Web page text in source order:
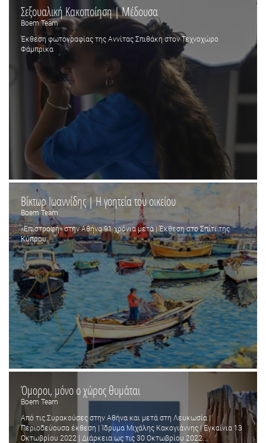
Σεξουαλική Κακοποίηση | Μέδουσα
Boem Team
Έκθεση φωτογραφίας της Αννίτας Σπιθάκη στον Τεχνοχώρο
Φάμπρικα
Βίκτωρ Ιωαννίδης | Η γοητεία του οικείου
Boem Team
«Επιστροφή» στην Αθήνα 91 χρόνια μετά | Έκθεση στο Σπίτι της
Κύπρου
Όμοροι, μόνο ο χώρος θυμάται
Boem Team
Από τις Συρακούσες στην Αθήνα και μετά στη Λευκωσία |
Περιοδεύουσα έκθεση | Ίδρυμα Μιχάλης Κακογιάννης | Εγκαίνια 13
Οκτωβρίου 2022 | Διάρκεια ως τις 30 Οκτωβρίου 2022...